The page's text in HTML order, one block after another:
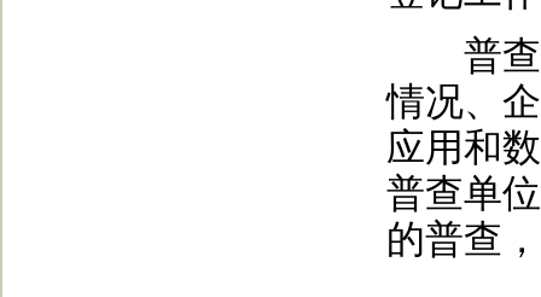
普查
情况、
应用和
普查单
的普查